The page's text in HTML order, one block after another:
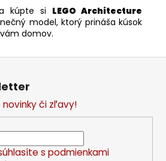
kúpte si LEGO Architecture
model, ktorý prináša kúsok
domov.
či zľavy!
s podmienkami